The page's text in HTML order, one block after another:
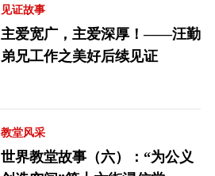
见证故事
主爱宽广，主爱深厚！——汪勤
弟兄工作之美好后续见证
教堂风采
世界教堂故事（六）：“为公义